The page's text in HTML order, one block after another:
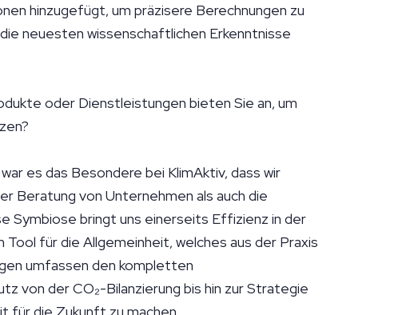
hinzugefügt, um präzisere Berechnungen zu
neuesten wissenschaftlichen Erkenntnisse
oder Dienstleistungen bieten Sie an, um
es das Besondere bei KlimAktiv, dass wir
Beratung von Unternehmen als auch die
Symbiose bringt uns einerseits Effizienz in der
für die Allgemeinheit, welches aus der Praxis
umfassen den kompletten
von der CO₂-Bilanzierung bis hin zur Strategie